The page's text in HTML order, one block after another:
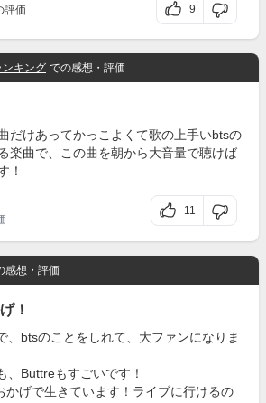
評価 9
ンキング での感想・評価
だけあってかっこよくて歌の上手いbtsの
楽曲で、この曲を朝から大音量で聴けば
！
11
感想・評価
！
、btsのことをしれて、大ファンになりま
、Buttreもすごいです！
かげで生きています！ライブに行けるの